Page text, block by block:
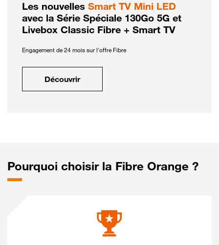
Les nouvelles Smart TV Mini LED
avec la Série Spéciale 130Go 5G et
Livebox Classic Fibre + Smart TV
Engagement de 24 mois sur l'offre Fibre
Découvrir
Pourquoi choisir la Fibre Orange ?